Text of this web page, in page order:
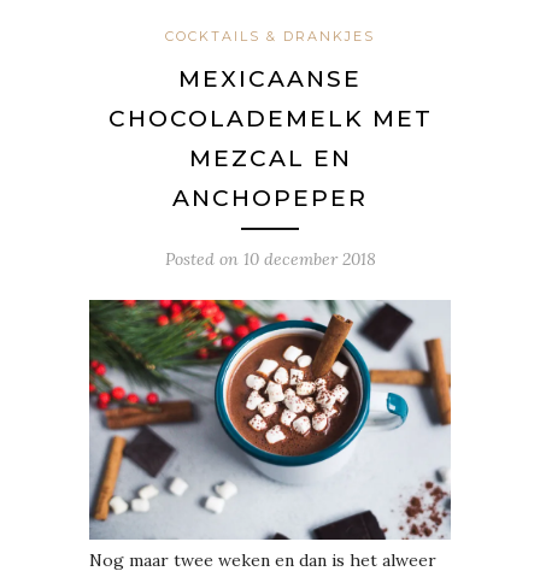
COCKTAILS & DRANKJES
MEXICAANSE
CHOCOLADEMELK MET
MEZCAL EN
ANCHOPEPER
Posted on 10 december 2018
Nog maar twee weken en dan is het alweer